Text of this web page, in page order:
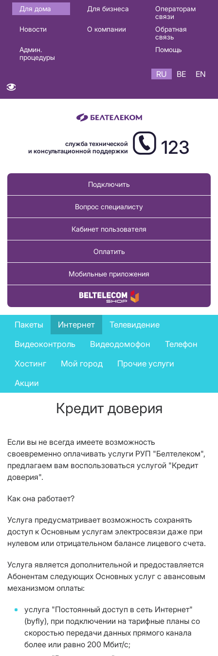
Основная
навигация
Для дома Для бизнеса
Операторам
связи
Новости
О компании
Обратная
связь
Админ.
процедуры
Помощь
RU BE EN
служба технической
и консультационной поддержки
123
Подключить
Вопрос специалисту
Кабинет пользователя
Оплатить
Мобильные приложения
Купить товар
Private
services
menu
Пакеты Интернет
Телевидение
Видеоконтроль
Видеодомофон
Телефон
Хостинг
Мой город
Прочие услуги
Акции
Кредит доверия
Если вы не всегда имеете возможность
своевременно оплачивать услуги РУП "Белтелеком",
предлагаем вам воспользоваться услугой "Кредит
доверия".
Как она работает?
Услуга предусматривает возможность сохранять
доступ к Основным услугам электросвязи даже при
нулевом или отрицательном балансе лицевого счета.
Услуга является дополнительной и предоставляется
Абонентам следующих Основных услуг с авансовым
механизмом оплаты:
услуга "Постоянный доступ в сеть Интернет"
(byfly), при подключении на тарифные планы со
скоростью передачи данных прямого канала
более или равно 200 Мбит/с;